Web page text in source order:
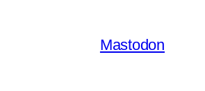
Mastodon